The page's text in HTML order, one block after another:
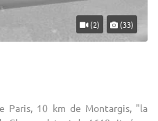
(2) (33)
Paris, 10 km de Montargis, "la